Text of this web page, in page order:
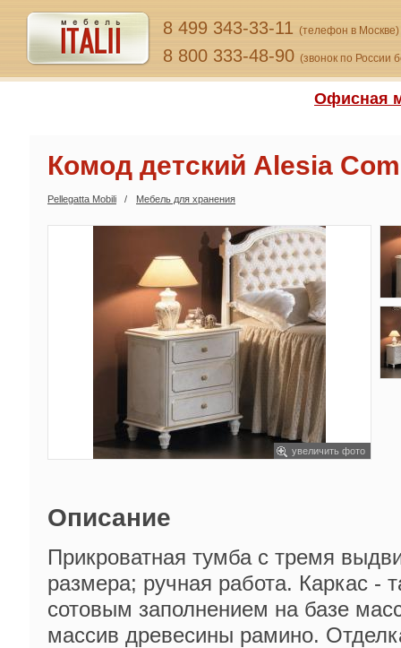
8 499 343-33-11 (телефон в Москве)
8 800 333-48-90 (звонок по России
Офисная
Комод детский Alesia
Pellegatta Mobili Мебель для хранения
увеличить фото
Описание
Прикроватная тумба с тремя
размера; ручная работа. Каркас -
сотовым заполнением на базе
массив древесины рамино.